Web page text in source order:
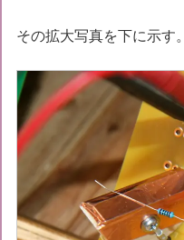
その拡大写真を下に示す。